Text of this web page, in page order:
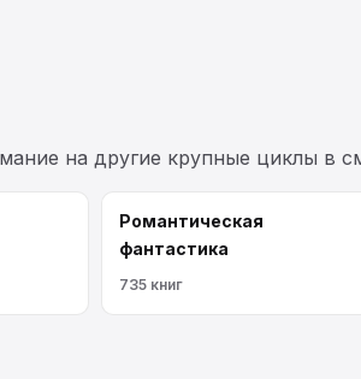
на другие крупные циклы в
Романтическая
фантастика
735 книг